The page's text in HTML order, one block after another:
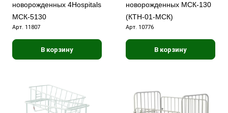
новорожденных 4Hospitals
МСК-5130
Арт. 11807
В корзину
новорожденных МСК-130
(КТН-01-МСК)
Арт. 10776
В корзину